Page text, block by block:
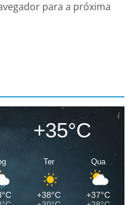
para a próxima
+35°C
Ter
+38°C
Qua
+37°C